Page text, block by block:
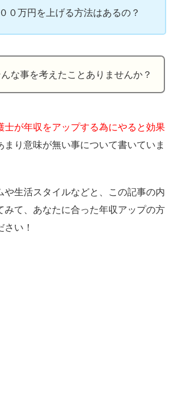
０万円を上げる方法はあるの？
な事を考えたことありませんか？
士が年収をアップする為にやると効果
まり意味が無い事について書いていま
や生活スタイルなどと、この記事の内
みて、あなたに合った年収アップの方
い！